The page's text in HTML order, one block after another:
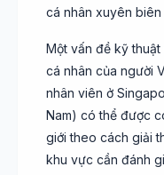
cá nhân xuyên
Một vấn đề kỹ
cá nhân của người
nhân viên ở
Nam) có thể được
giới theo cách giải
khu vực cần đánh